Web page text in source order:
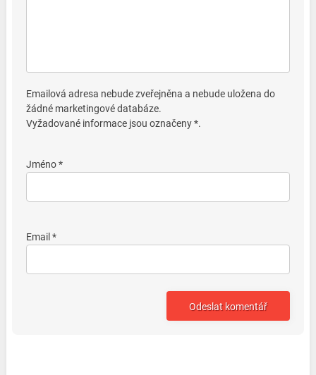
Emailová adresa nebude zveřejněna a nebude uložena do
žádné marketingové databáze.
Vyžadované informace jsou označeny *.
Jméno *
Email *